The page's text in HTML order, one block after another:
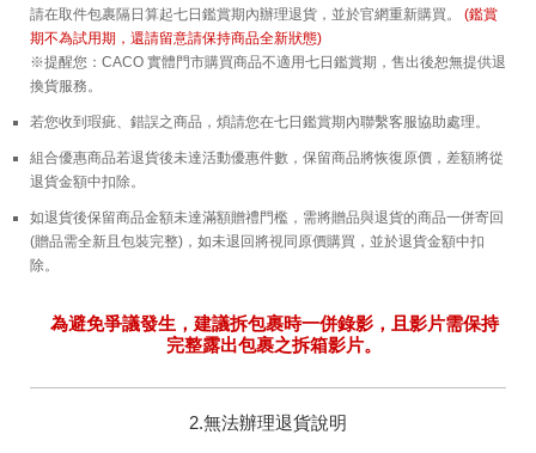
請在取件包裹隔日算起七日鑑賞期內辦理退貨，並於官網重新購買。 (鑑賞
期不為試用期，還請留意請保持商品全新狀態)
※提醒您：CACO 實體門市購買商品不適用七日鑑賞期，售出後恕無提供退
換貨服務。
若您收到瑕疵、錯誤之商品，煩請您在七日鑑賞期內聯繫客服協助處理。
組合優惠商品若退貨後未達活動優惠件數，保留商品將恢復原價，差額將從
退貨金額中扣除。
如退貨後保留商品金額未達滿額贈禮門檻，需將贈品與退貨的商品一併寄回
(贈品需全新且包裝完整)，如未退回將視同原價購買，並於退貨金額中扣
除。
為避免爭議發生，建議拆包裹時一併錄影，且影片需保持
完整露出包裹之拆箱影片。
2.無法辦理退貨說明